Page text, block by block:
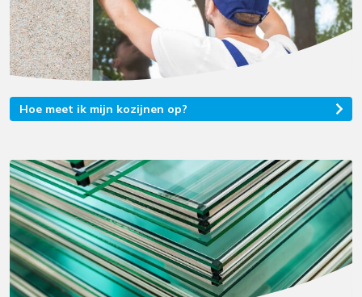
Hoe meet ik mijn kozijnen op?